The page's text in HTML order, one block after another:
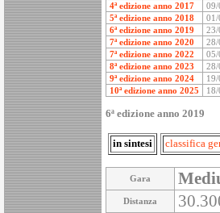
4ª edizione anno 2017
09/
5ª edizione anno 2018
01/
6ª edizione anno 2019
23/
7ª edizione anno 2020
28/
7ª edizione anno 2022
05/
8ª edizione anno 2023
28/
9ª edizione anno 2024
10ª edizione anno 2025
6ª edizione anno 2019
in sintesi classifica
Gara
Distanza